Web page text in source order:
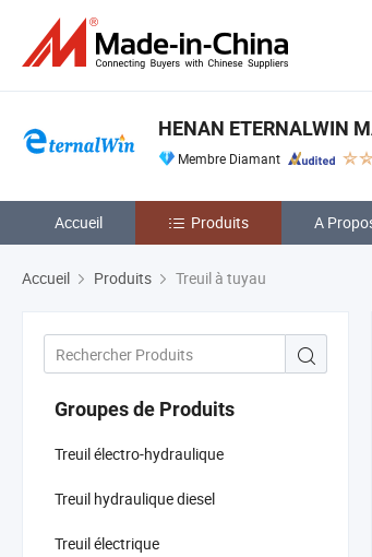
HENAN ETERNALWIN
Membre Diamant
Accueil Produits A
Accueil Produits Treuil à tuyau
Groupes de Produits
Treuil électro-hydraulique
Treuil hydraulique diesel
Treuil électrique